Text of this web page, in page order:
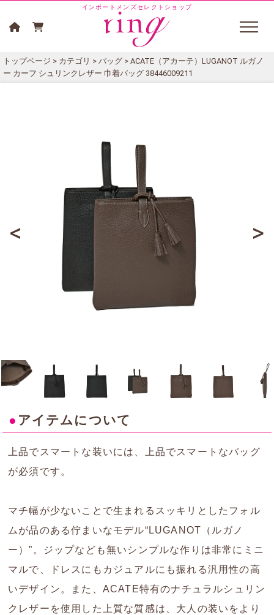
インポートメンズセレクトショップ
トップページ > カテゴリ > バッグ > ACATE（アカーテ）LUGANOT ルガノ
ー カーフ シュリンクレザー 巾着バッグ 38446009211
● アイテムについて
上品でスマートな装いには、上品でスマートなバッグ
が必須です。
マチ幅が少ないことで生まれるスッキリとしたフォル
ムが品のある佇まいなモデル“LUGANOT（ルガノ
ー）”。ジップなども無いシンプルな作りは非常にミニ
マルで、ドレスにもカジュアルにも振れる汎用性の高
いデザイン。また、ACATE特有のナチュラルシュリン
クレザーを使用した上質な質感は、大人の装いをより